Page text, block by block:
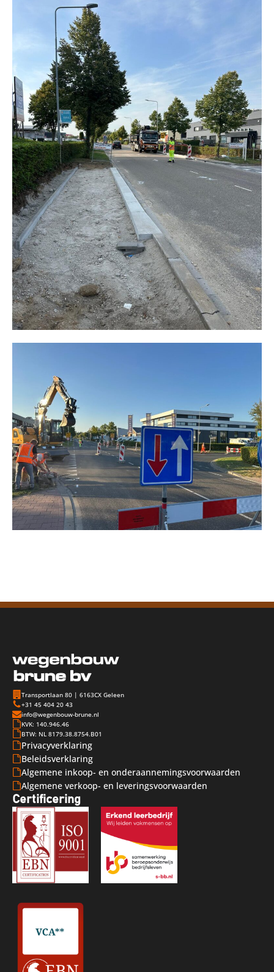
Transportlaan 80 | 6163CX Geleen
+31 45 404 20 43
info@wegenbouw-brune.nl
KVK: 140.946.46
BTW: NL 8179.38.8754.B01
Privacyverklaring
Beleidsverklaring
Algemene inkoop- en onderaannemingsvoorwaarden
Algemene verkoop- en leveringsvoorwaarden
Certificering